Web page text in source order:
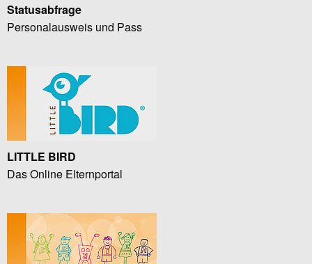
Statusabfrage
Personalausweis und Pass
LITTLE BIRD
Das Online Elternportal